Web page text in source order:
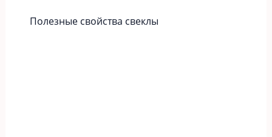
Полезные свойства свеклы